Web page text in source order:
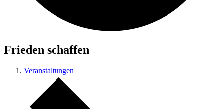
Frieden schaffen
Veranstaltungen